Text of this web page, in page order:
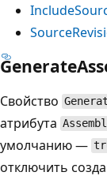
Свойство
атрибута
умолчанию —
отключить